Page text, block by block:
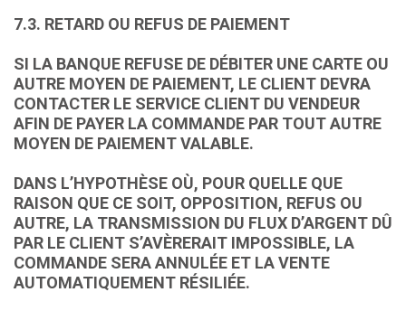
7.3. RETARD OU REFUS DE PAIEMENT
SI LA BANQUE REFUSE DE DÉBITER UNE CARTE OU
AUTRE MOYEN DE PAIEMENT, LE CLIENT DEVRA
CONTACTER LE SERVICE CLIENT DU VENDEUR
AFIN DE PAYER LA COMMANDE PAR TOUT AUTRE
MOYEN DE PAIEMENT VALABLE.
DANS L’HYPOTHÈSE OÙ, POUR QUELLE QUE
RAISON QUE CE SOIT, OPPOSITION, REFUS OU
AUTRE, LA TRANSMISSION DU FLUX D’ARGENT DÛ
PAR LE CLIENT S’AVÈRERAIT IMPOSSIBLE, LA
COMMANDE SERA ANNULÉE ET LA VENTE
AUTOMATIQUEMENT RÉSILIÉE.